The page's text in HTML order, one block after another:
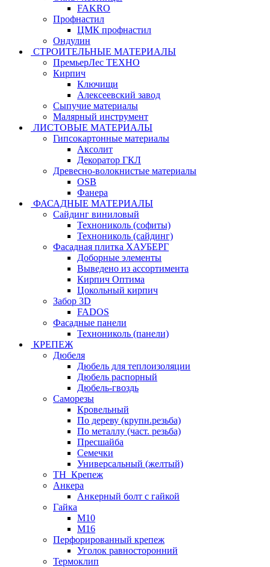
FAKRO
Профнастил
ЦМК профнастил
Ондулин
СТРОИТЕЛЬНЫЕ МАТЕРИАЛЫ
ПремьерЛес ТЕХНО
Кирпич
Ключищи
Алексеевский завод
Сыпучие материалы
Малярный инструмент
ЛИСТОВЫЕ МАТЕРИАЛЫ
Гипсокартонные материалы
Аксолит
Декоратор ГКЛ
Древесно-волокнистые материалы
OSB
Фанера
ФАСАДНЫЕ МАТЕРИАЛЫ
Сайдинг виниловый
Технониколь (софиты)
Технониколь (сайдинг)
Фасадная плитка ХАУБЕРГ
Доборные элементы
Выведено из ассортимента
Кирпич Оптима
Цокольный кирпич
Забор 3D
FADOS
Фасадные панели
Технониколь (панели)
КРЕПЕЖ
Дюбеля
Дюбель для теплоизоляции
Дюбель распорный
Дюбель-гвоздь
Саморезы
Кровельный
По дереву (крупн.резьба)
По металлу (част. резьба)
Пресшайба
Семечки
Универсальный (желтый)
ТН_Крепеж
Анкера
Анкерный болт с гайкой
Гайка
М10
М16
Перфорированный крепеж
Уголок равносторонний
Термоклип